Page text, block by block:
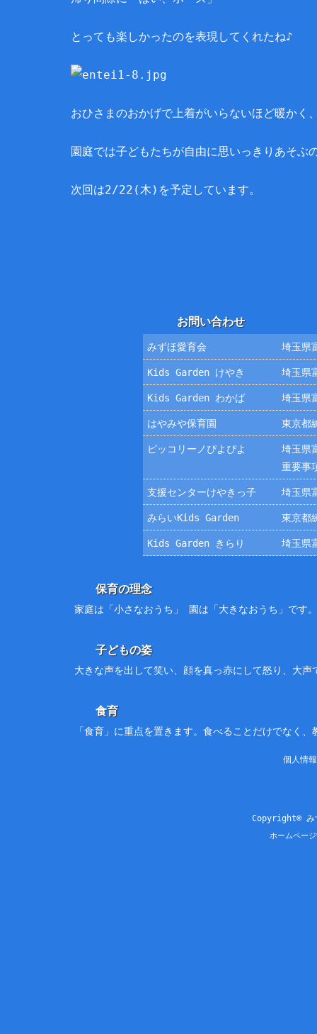
とっても楽しかったのを表現してくれたね♪
おひさまのおかげで上着がいらないほど暖かく
園庭では子どもたちが自由に思いっきりあそぶ
次回は2/22(木)を予定しています。
お問い合わせ
みずほ愛育会 埼玉県
Kids Garden けやき 埼玉県
Kids Garden わかば 埼玉県
はやみや保育園 東京都
ピッコリーノぴよぴよ
埼玉県
重要事
支援センターけやきっ子 埼玉県
みらいKids Garden 東京都
Kids Garden きらり 埼玉県
保育の理念
家庭は「小さなおうち」 園は「大きなおうち」です
子どもの姿
大きな声を出して笑い、顔を真っ赤にして怒り、大
食育
「食育」に重点を置きます。食べることだけでなく
個人情
Copyright© み
ホームペー